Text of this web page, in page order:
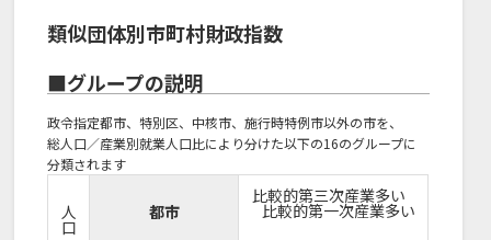
類似団体別市町村財政指数
■グループの説明
政令指定都市、特別区、中核市、施行時特例市以外の市を、
総人口／産業別就業人口比により分けた以下の16のグループに
分類されます
人
口
都市
比較的第三次産業多い
比較的第一次産業多い